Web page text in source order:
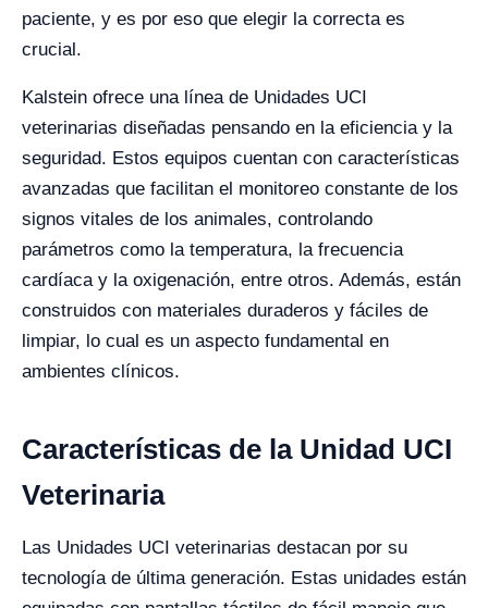
paciente, y es por eso que elegir la correcta es
crucial.
Kalstein ofrece una línea de Unidades UCI
veterinarias diseñadas pensando en la eficiencia y la
seguridad. Estos equipos cuentan con características
avanzadas que facilitan el monitoreo constante de los
signos vitales de los animales, controlando
parámetros como la temperatura, la frecuencia
cardíaca y la oxigenación, entre otros. Además, están
construidos con materiales duraderos y fáciles de
limpiar, lo cual es un aspecto fundamental en
ambientes clínicos.
Características de la Unidad UCI
Veterinaria
Las Unidades UCI veterinarias destacan por su
tecnología de última generación. Estas unidades están